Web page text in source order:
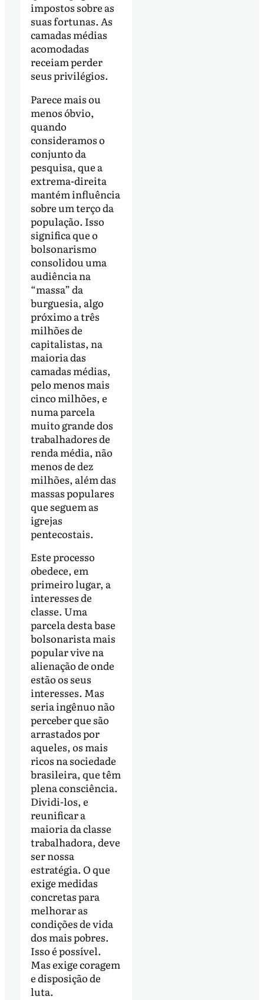
impostos sobre as
suas fortunas. As
camadas médias
acomodadas
receiam perder
seus privilégios.
Parece mais ou
menos óbvio,
quando
consideramos o
conjunto da
pesquisa, que a
extrema-direita
mantém influência
sobre um terço da
população. Isso
significa que o
bolsonarismo
consolidou uma
audiência na
“massa” da
burguesia, algo
próximo a três
milhões de
capitalistas, na
maioria das
camadas médias,
pelo menos mais
cinco milhões, e
numa parcela
muito grande dos
trabalhadores de
renda média, não
menos de dez
milhões, além das
massas populares
que seguem as
igrejas
pentecostais.
Este processo
obedece, em
primeiro lugar, a
interesses de
classe. Uma
parcela desta base
bolsonarista mais
popular vive na
alienação de onde
estão os seus
interesses. Mas
seria ingênuo não
perceber que são
arrastados por
aqueles, os mais
ricos na sociedade
brasileira, que têm
plena consciência.
Dividi-los, e
reunificar a
maioria da classe
trabalhadora, deve
ser nossa
estratégia. O que
exige medidas
concretas para
melhorar as
condições de vida
dos mais pobres.
Isso é possível.
Mas exige coragem
e disposição de
luta.